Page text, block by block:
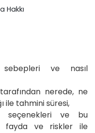
Hakkı
sebepleri ve nasıl
nerede, ne
ile tahmini süresi,
seçenekleri ve bu
fayda ve riskler ile